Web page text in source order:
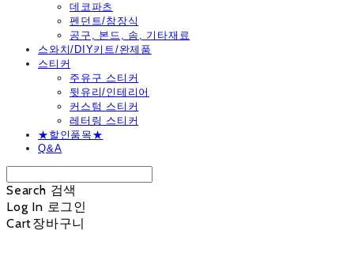
데코파츠
펜던트/참장식
공구, 본드, 솜, 기타재료
스와치/DIY키트/완제품
스티커
주유구 스티커
뒷유리/인테리어
커스텀 스티커
레터링 스티커
★할인품목★
Q&A
Search 검색
Log In 로그인
Cart장바구니